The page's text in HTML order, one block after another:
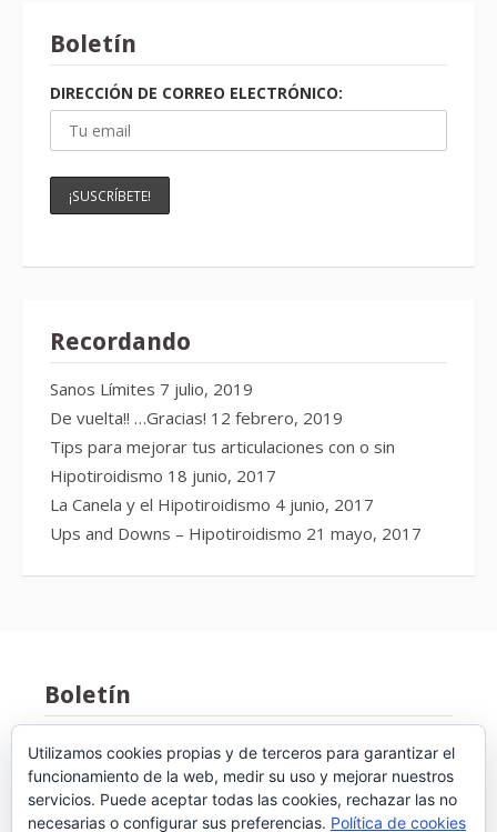
Boletín
DIRECCIÓN DE CORREO ELECTRÓNICO:
Recordando
Sanos Límites 7 julio, 2019
De vuelta!! …Gracias! 12 febrero, 2019
Tips para mejorar tus articulaciones con o sin
Hipotiroidismo 18 junio, 2017
La Canela y el Hipotiroidismo 4 junio, 2017
Ups and Downs – Hipotiroidismo 21 mayo, 2017
Boletín
DIRECCIÓN DE CORREO ELECTRÓNICO:
Utilizamos cookies propias y de terceros para garantizar el
funcionamiento de la web, medir su uso y mejorar nuestros
servicios. Puede aceptar todas las cookies, rechazar las no
necesarias o configurar sus preferencias. Política de cookies